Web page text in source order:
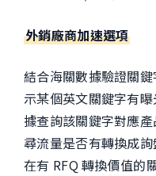
外銷廠商加速選項
結合海關數據驗證關
示某個英文關鍵字有
據查詢該關鍵字對應
尋流量是否有轉換成
在有 RFQ 轉換價值的